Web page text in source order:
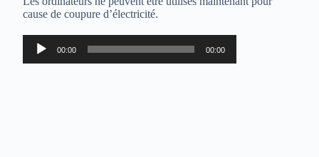
cause de coupure d’électricité.
Lecteur
audio
00:00 00:00